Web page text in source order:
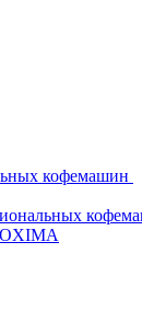
кофемашин